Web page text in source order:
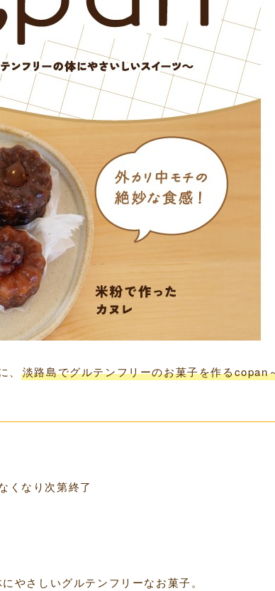
淡路島でグルテンフリーのお菓子を作るcopan
くなり次第終了
やさしいグルテンフリーなお菓子。